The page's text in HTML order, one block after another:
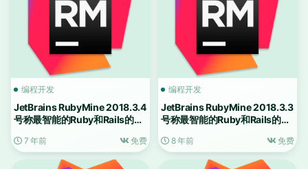
编程开发
JetBrains RubyMine 2018.3.4
号称最智能的Ruby和Rails的
7 年前 免费
编程开发
JetBrains RubyMine 2018.3.3
号称最智能的Ruby和Rails的
8 年前 免费